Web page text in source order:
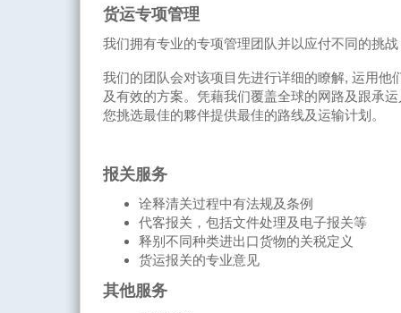
货运专项管理
我们拥有专业的专项管理团队并以应付不同的挑
我们的团队会对该项目先进行详细的瞭解, 运用他
及有效的方案。凭藉我们覆盖全球的网路及跟承
您挑选最佳的夥伴提供最佳的路线及运输计划。
报关服务
诠释清关过程中有法规及条例
代客报关，包括文件处理及电子报关等
释别不同种类进出口货物的关税定义
货运报关的专业意见
其他服务